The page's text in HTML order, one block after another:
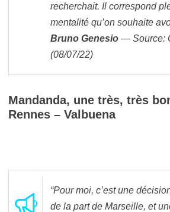
recherchait. Il correspond
mentalité qu’on souhaite
Bruno Genesio — Source:
(08/07/22)
Mandanda, une très, très
Rennes – Valbuena
“Pour moi, c’est une
de la part de Marseille, et